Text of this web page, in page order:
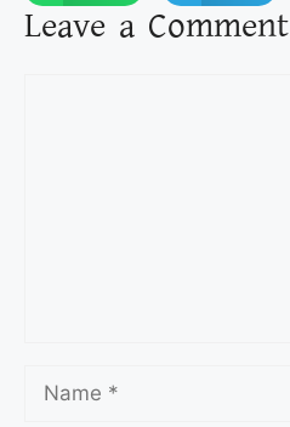
Leave a Comment